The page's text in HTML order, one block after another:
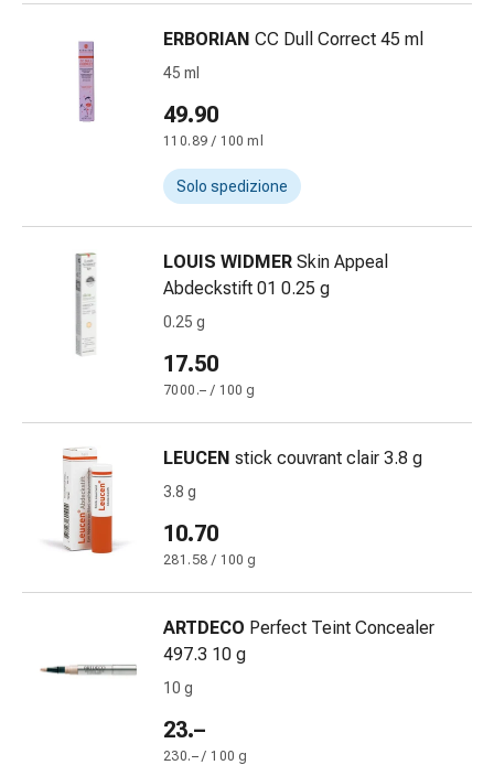
Kit
della
medicazione
Medicazioni
adesive
Trattamento
delle
ferite
ferite
Strisce
delle
ferite
Unguento
tiraggio
Tamponi
medicali
ERBORIAN CC Dull Correct 45 ml
45 ml
49.90
110.89 / 100 ml
Solo spedizione
LOUIS WIDMER Skin Appeal
Abdeckstift 01 0.25 g
0.25 g
17.50
7000.– / 100 g
LEUCEN stick couvrant clair 3.8 g
3.8 g
10.70
281.58 / 100 g
ARTDECO Perfect Teint Concealer
497.3 10 g
10 g
23.–
230.– / 100 g